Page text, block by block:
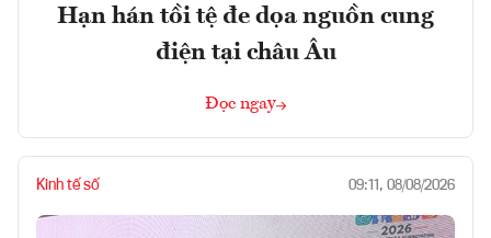
Hạn hán tồi tệ đe dọa nguồn cung
điện tại châu Âu
Đọc ngay
Kinh tế số 09:11, 08/08/2026